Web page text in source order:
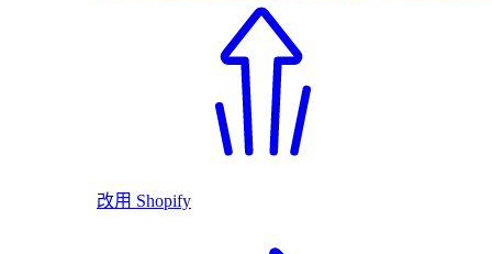
改用 Shopify